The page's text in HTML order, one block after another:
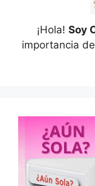
¡Hola! Soy
importancia